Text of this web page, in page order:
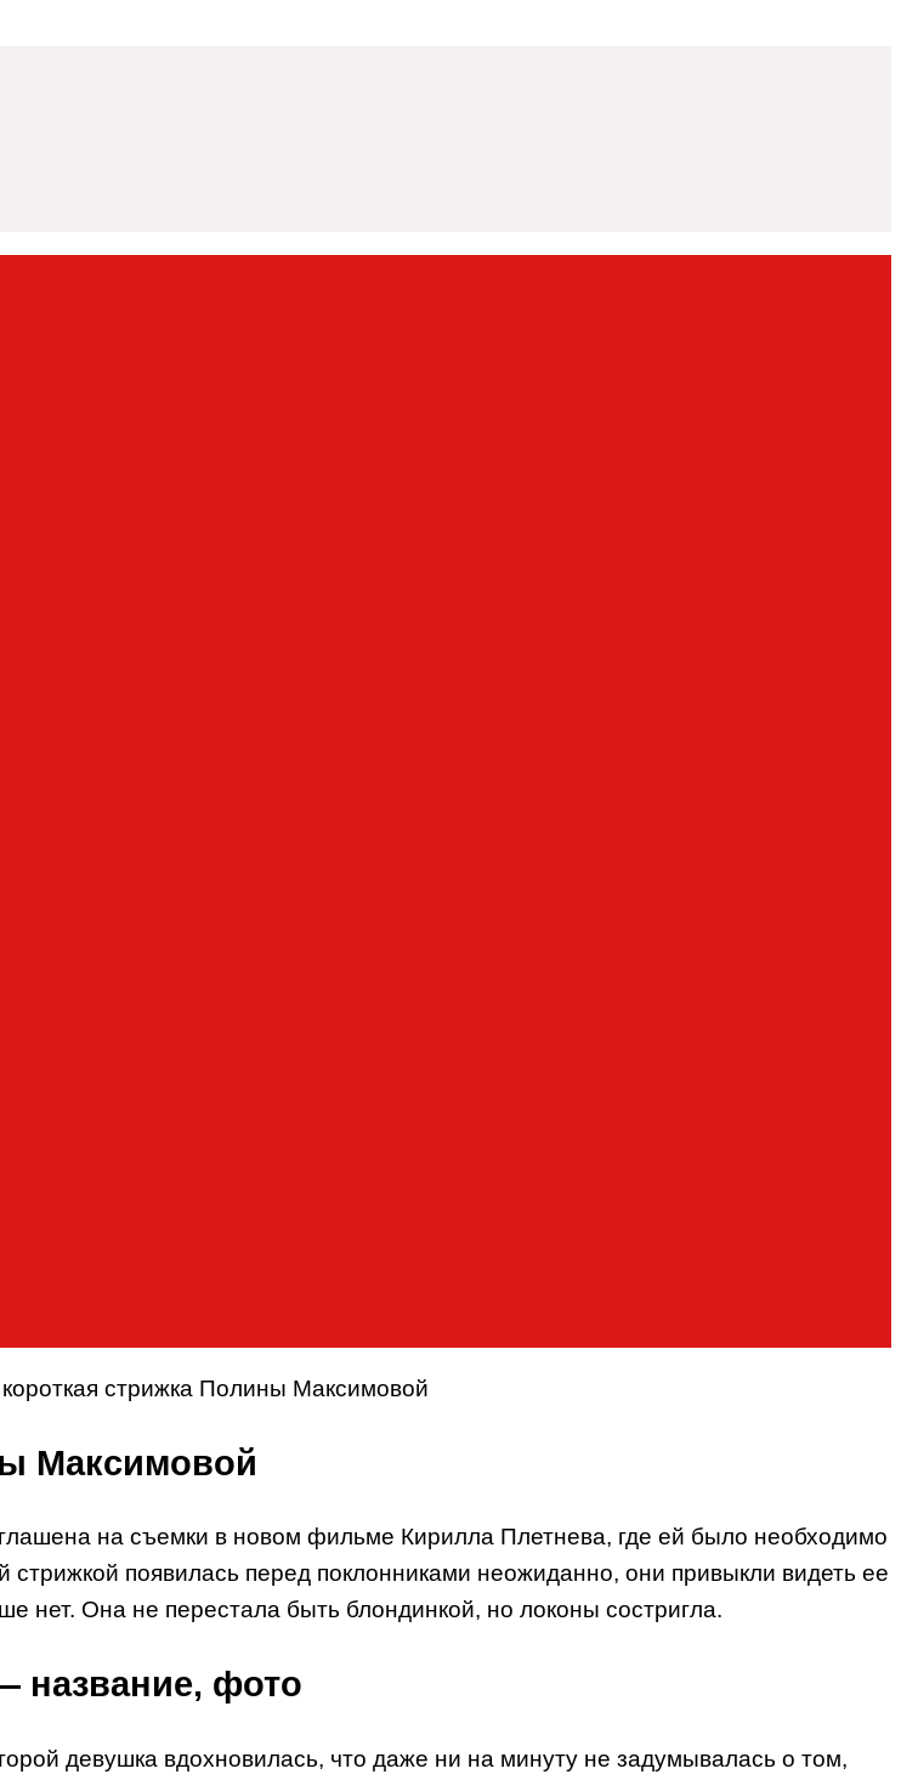
стрижка Полины Максимовой
Максимовой
на съемки в новом фильме Кирилла Плетнева, где ей было необходимо
появилась перед поклонниками неожиданно, они привыкли видеть ее
нет. Она не перестала быть блондинкой, но локоны состригла.
название, фото
девушка вдохновилась, что даже ни на минуту не задумывалась о том,